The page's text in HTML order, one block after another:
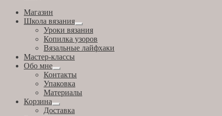
Магазин
Школа вязания
Развернутое
вложенное
меню
Уроки вязания
Копилка узоров
Вязальные лайфхаки
Мастер-классы
Обо мне
Развернутое
вложенное
меню
Контакты
Упаковка
Материалы
Корзина
Развернутое
Доставка